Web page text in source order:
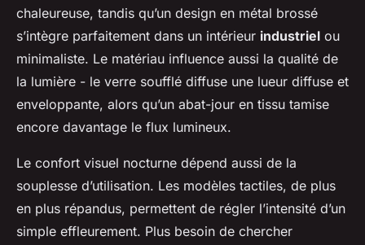
chaleureuse, tandis qu’un design en métal brossé
s’intègre parfaitement dans un intérieur industriel ou
minimaliste. Le matériau influence aussi la qualité de
la lumière - le verre soufflé diffuse une lueur diffuse et
enveloppante, alors qu’un abat-jour en tissu tamise
encore davantage le flux lumineux.
Le confort visuel nocturne dépend aussi de la
souplesse d’utilisation. Les modèles tactiles, de plus
en plus répandus, permettent de régler l’intensité d’un
simple effleurement. Plus besoin de chercher